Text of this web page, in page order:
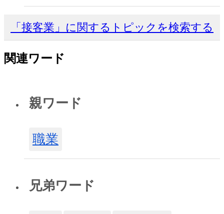
「接客業」に関するトピックを検索する
関連ワード
親ワード
職業
兄弟ワード